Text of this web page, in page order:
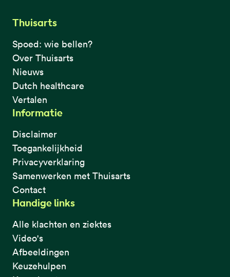
Thuisarts
Spoed: wie bellen?
Over Thuisarts
Nieuws
Dutch healthcare
Vertalen
Informatie
Disclaimer
Toegankelijkheid
Privacyverklaring
Samenwerken met Thuisarts
Contact
Handige links
Alle klachten en ziektes
Video's
Afbeeldingen
Keuzehulpen